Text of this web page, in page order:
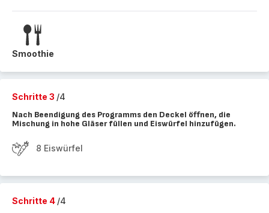
Smoothie
Schritte 3 /4
Nach Beendigung des Programms den Deckel öffnen, die
Mischung in hohe Gläser füllen und Eiswürfel hinzufügen.
8 Eiswürfel
Schritte 4 /4